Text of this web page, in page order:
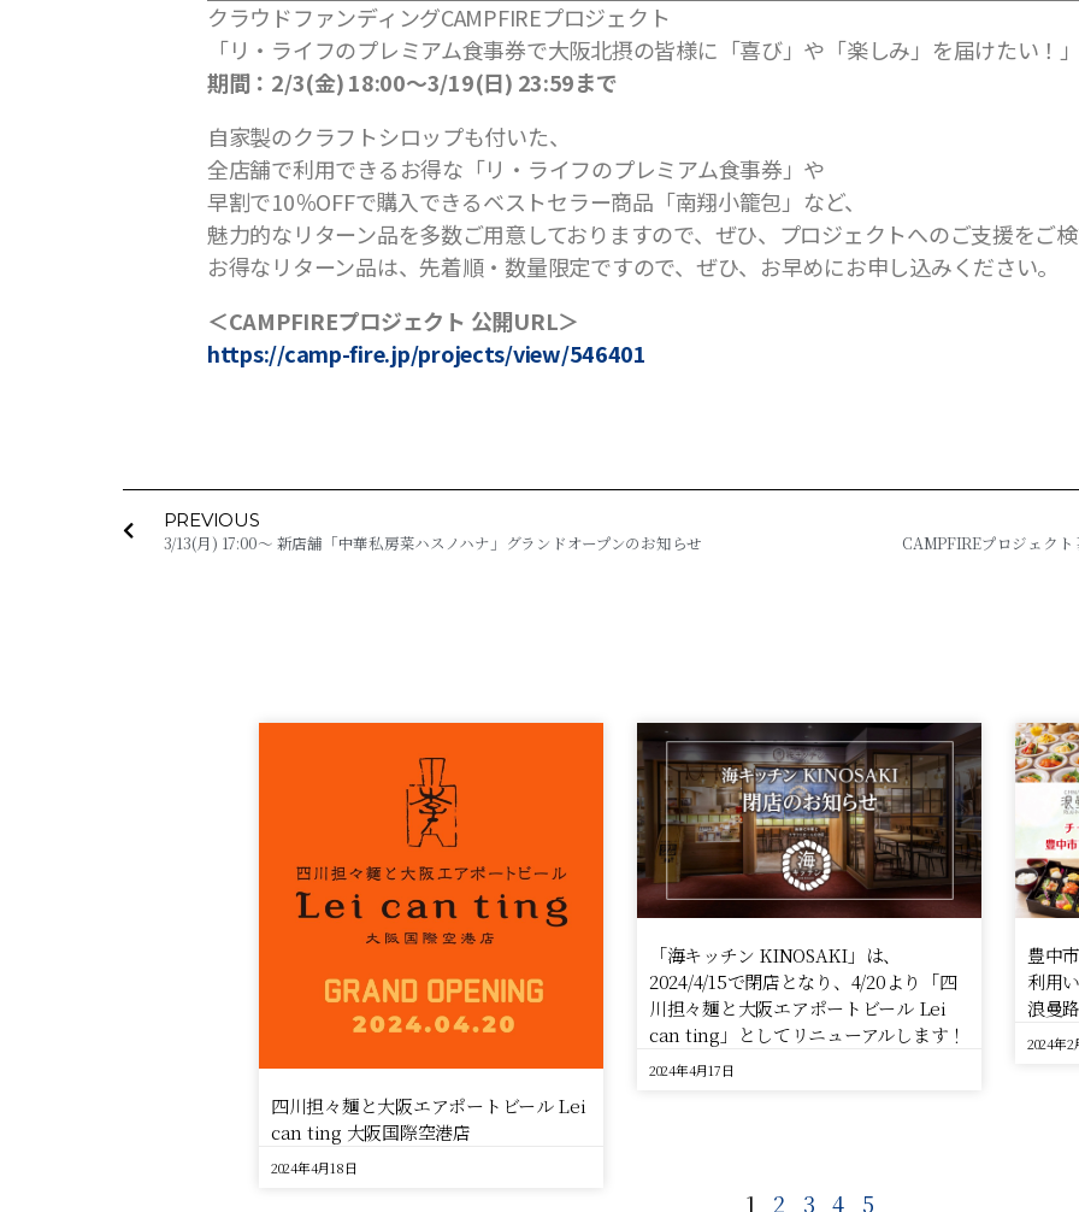
クラウドファンディングCAMPFIREプロジェクト
「リ・ライフのプレミアム食事券で大阪北摂の皆様に「喜び」や「楽しみ」を届けたい！」
期間：2/3(金) 18:00〜3/19(日) 23:59まで
自家製のクラフトシロップも付いた、
全店舗で利用できるお得な「リ・ライフのプレミアム食事券」や
早割で10％OFFで購入できるベストセラー商品「南翔小籠包」など、
魅力的なリターン品を多数ご用意しておりますので、ぜひ、プロジェクトへのご支援をご検
お得なリターン品は、先着順・数量限定ですので、ぜひ、お早めにお申し込みください。
＜CAMPFIREプロジェクト 公開URL＞
https://camp-fire.jp/projects/view/546401
PREVIOUS
3/13(月) 17:00〜 新店舗「中華私房菜ハスノハナ」グランドオープンのお知らせ
CAMPFIREプロジェク
四川担々麺と大阪エアポートビール Lei
can ting 大阪国際空港店
2024年4月18日
「海キッチン KINOSAKI」は、
2024/4/15で閉店となり、4/20より「四
川担々麺と大阪エアポートビール Lei
can ting」としてリニューアルします！
2024年4月17日
豊中
利用
浪曼
2024年2
1 2 3 4 5